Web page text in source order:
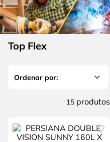
Top Flex
15 produtos
6º fio
7º serra copo
8 chave impacto
disco corte
4 º escada
5º serra circular
º
chave impacto